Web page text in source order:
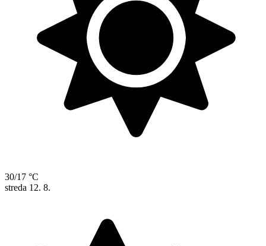
30/17 °C
streda 12. 8.